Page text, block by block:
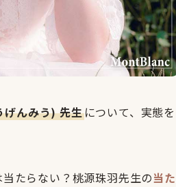
げんみう) 先生について、実態を
たらない？桃源珠羽先生の当た